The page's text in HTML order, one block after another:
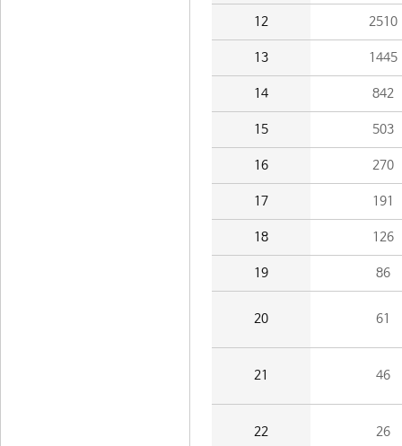
12 2510
13 1445
14 842
15 503
16 270
17 191
18 126
19 86
20 61
21 46
22 26